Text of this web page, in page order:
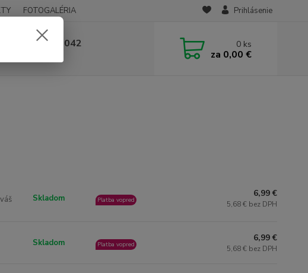
FOTOGALÉRIA Prihlásenie
0948 236 042 0 ks
za 0,00 €
Skladom Platba vopred
6,99 €
5,68 € bez DPH
Skladom Platba vopred
6,99 €
5,68 € bez DPH